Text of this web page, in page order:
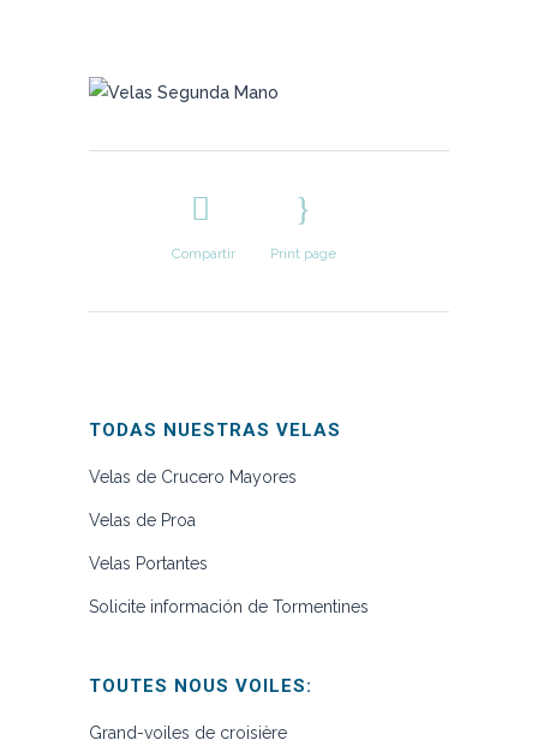
Compartir Print page
TODAS NUESTRAS VELAS
Velas de Crucero Mayores
Velas de Proa
Velas Portantes
Solicite información de Tormentines
TOUTES NOUS VOILES:
Grand-voiles de croisière